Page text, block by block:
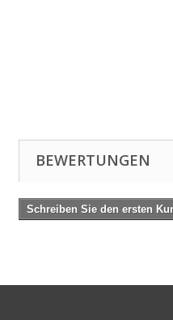
BEWERTUNGEN
Schreiben Sie den ersten